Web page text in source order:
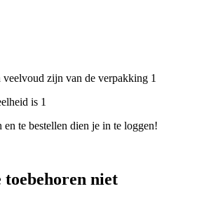
veelvoud zijn van de verpakking 1
is 1
te bestellen dien je in te loggen!
niet